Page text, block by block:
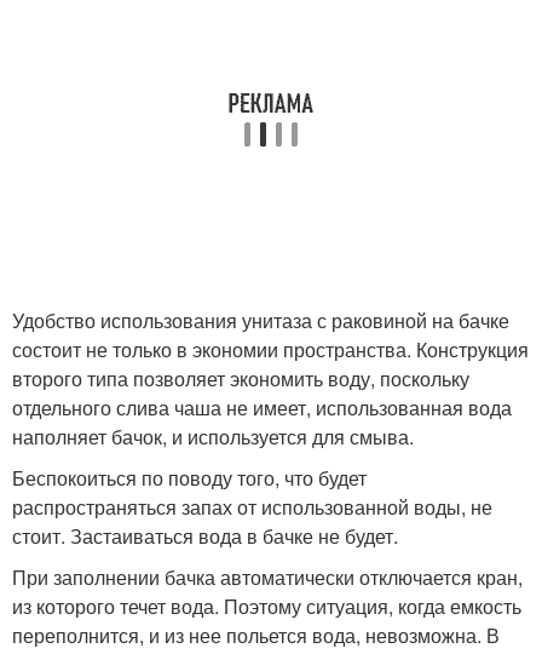
Удобство использования унитаза с раковиной на бачке
состоит не только в экономии пространства. Конструкция
второго типа позволяет экономить воду, поскольку
отдельного слива чаша не имеет, использованная вода
наполняет бачок, и используется для смыва.
Беспокоиться по поводу того, что будет
распространяться запах от использованной воды, не
стоит. Застаиваться вода в бачке не будет.
При заполнении бачка автоматически отключается кран,
из которого течет вода. Поэтому ситуация, когда емкость
переполнится, и из нее польется вода, невозможна. В